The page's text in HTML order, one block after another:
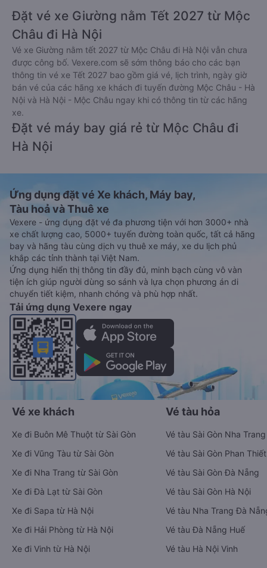
Đặt vé xe Giường nằm Tết 2027 từ Mộc
Châu đi Hà Nội
Vé xe Giường nằm tết 2027 từ Mộc Châu đi Hà Nội vẫn chưa
được công bố. Vexere.com sẽ sớm thông báo cho các bạn
thông tin vé xe Tết 2027 bao gồm giá vé, lịch trình, ngày giờ
bán vé của các hãng xe khách đi tuyến đường Mộc Châu - Hà
Nội và Hà Nội - Mộc Châu ngay khi có thông tin từ các hãng
xe.
Đặt vé máy bay giá rẻ từ Mộc Châu đi
Hà Nội
Ứng dụng đặt vé Xe khách, Máy bay,
Tàu hoả và Thuê xe
Vexere - ứng dụng đặt vé đa phương tiện với hơn 3000+ nhà
xe chất lượng cao, 5000+ tuyến đường toàn quốc, tất cả hãng
bay và hãng tàu cùng dịch vụ thuê xe máy, xe du lịch phủ
khắp các tỉnh thành tại Việt Nam.
Ứng dụng hiển thị thông tin đầy đủ, minh bạch cùng vô vàn
tiện ích giúp người dùng so sánh và lựa chọn phương án di
chuyển tiết kiệm, nhanh chóng và phù hợp nhất.
Tải ứng dụng Vexere ngay
Vé xe khách
Xe đi Buôn Mê Thuột từ Sài Gòn
Xe đi Vũng Tàu từ Sài Gòn
Xe đi Nha Trang từ Sài Gòn
Xe đi Đà Lạt từ Sài Gòn
Xe đi Sapa từ Hà Nội
Xe đi Hải Phòng từ Hà Nội
Xe đi Vinh từ Hà Nội
Vé tàu hỏa
Vé tàu Sài Gòn Nha Trang
Vé tàu Sài Gòn Phan Thiết
Vé tàu Sài Gòn Đà Nẵng
Vé tàu Sài Gòn Hà Nội
Vé tàu Nha Trang Đà
Vé tàu Đà Nẵng Huế
Vé tàu Hà Nội Vinh